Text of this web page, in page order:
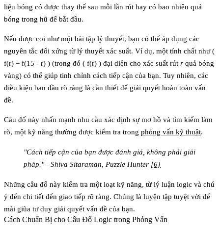
liệu bóng có được thay thế sau mỗi lần rút hay có bao nhiêu quả
bóng trong hũ để bắt đầu.
Nếu được coi như một bài tập lý thuyết, bạn có thể áp dụng các
nguyên tắc đối xứng từ lý thuyết xác suất. Ví dụ, một tính chất như (
f(r) = f(15 - r) ) (trong đó ( f(r) ) đại diện cho xác suất rút r quả bóng
vàng) có thể giúp tinh chỉnh cách tiếp cận của bạn. Tuy nhiên, các
điều kiện ban đầu rõ ràng là cần thiết để giải quyết hoàn toàn vấn
đề.
Câu đố này nhấn mạnh nhu cầu xác định sự mơ hồ và tìm kiếm làm
rõ, một kỹ năng thường được kiểm tra trong phỏng vấn kỹ thuật.
"Cách tiếp cận của bạn được đánh giá, không phải giải
pháp." - Shiva Sitaraman, Puzzle Hunter [6]
Những câu đố này kiểm tra một loạt kỹ năng, từ lý luận logic và chú
ý đến chi tiết đến giao tiếp rõ ràng. Chúng là luyện tập tuyệt vời để
mài giũa tư duy giải quyết vấn đề của bạn.
Cách Chuẩn Bị cho Câu Đố Logic trong Phỏng Vấn